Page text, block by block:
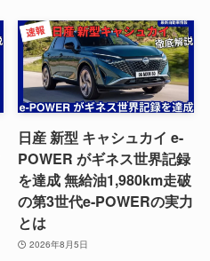
日産 新型 キャシュカイ e-
POWER がギネス世界記録
を達成 無給油1,980km走破
の第3世代e-POWERの実力
とは
2026年8月5日